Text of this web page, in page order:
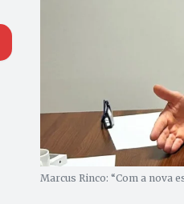
Marcus Rinco: “Com a nova